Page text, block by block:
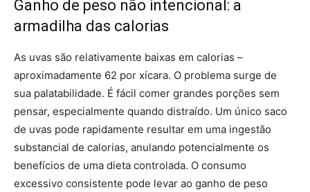
Ganho de peso não intencional: a
armadilha das calorias
As uvas são relativamente baixas em calorias –
aproximadamente 62 por xícara. O problema surge de
sua palatabilidade. É fácil comer grandes porções sem
pensar, especialmente quando distraído. Um único saco
de uvas pode rapidamente resultar em uma ingestão
substancial de calorias, anulando potencialmente os
benefícios de uma dieta controlada. O consumo
excessivo consistente pode levar ao ganho de peso